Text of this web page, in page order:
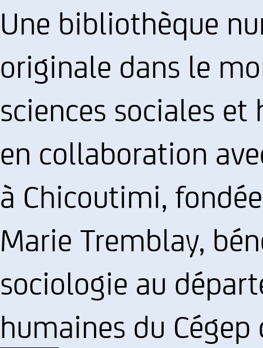
Une bibliothèque
originale dans le
sciences sociales
en collaboration
à Chicoutimi,
Marie Tremblay,
sociologie au
humaines du